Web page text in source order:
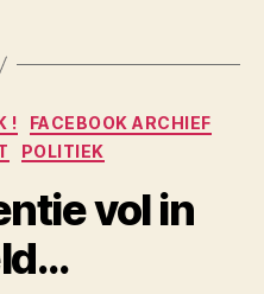
!
FACEBOOK ARCHIEF
POLITIEK
vol in